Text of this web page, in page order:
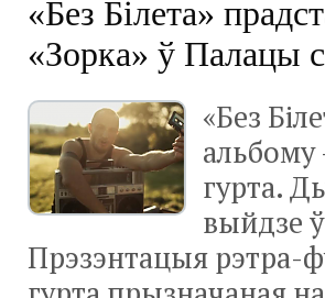
«Без Білета»
«Зорка» ў Палацы
«Без
альбому
гурта.
выйдзе
Прэзэнтацыя рэтра-